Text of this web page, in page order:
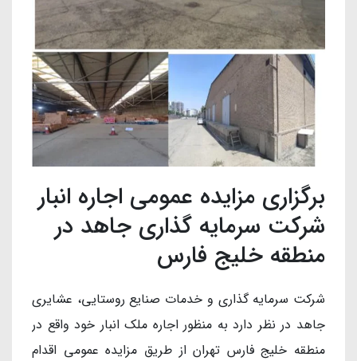
برگزاری مزایده عمومی اجاره انبار
شرکت سرمایه گذاری جاهد در
منطقه خلیج فارس
شركت سرمایه گذاری و خدمات صنایع روستایی، عشایری
جاهد در نظر دارد به منظور اجاره ملک انبار خود واقع در
منطقه خلیج فارس تهران از طریق مزایده عمومی اقدام